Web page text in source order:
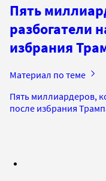
Пять
разбогатели
избрания
Материал по теме
Пять миллиардеров,
после избрания